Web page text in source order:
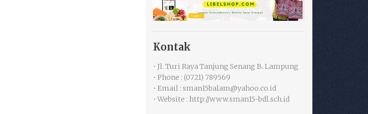
Kontak
• Jl. Turi Raya Tanjung Senang B. Lampung
• Phone : (0721) 789569
• Email : sman15balam@yahoo.co.id
• Website : http://www.sman15-bdl.sch.id